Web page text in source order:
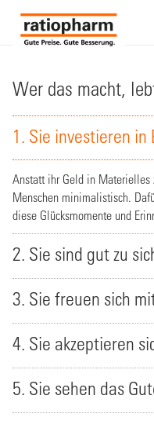
Wer das macht,
1. Sie investieren in
Anstatt ihr Geld in Materielles
Menschen minimalistisch.
diese Glücksmomente und
2. Sie sind gut zu
3. Sie freuen sich
4. Sie akzeptieren
5. Sie sehen das